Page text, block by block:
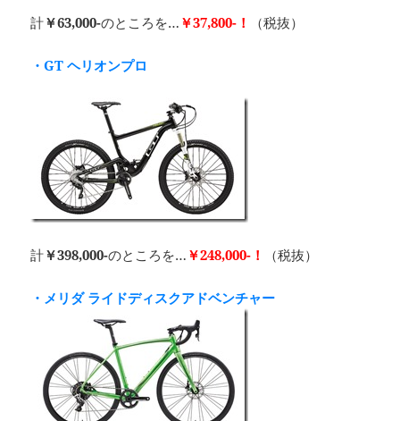
計￥63,000-のところを… ￥37,800-！ （税抜）
・GT ヘリオンプロ
計￥398,000-のところを… ￥248,000-！ （税抜）
・メリダ ライドディスクアドベンチャー